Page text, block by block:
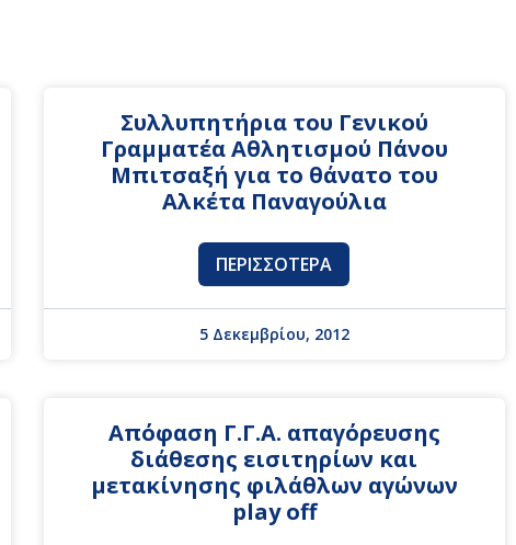
Συλλυπητήρια του Γενικού
Γραμματέα Αθλητισμού Πάνου
Μπιτσαξή για το θάνατο του
Αλκέτα Παναγούλια
ΠΕΡΙΣΣΌΤΕΡΑ
5 Δεκεμβρίου, 2012
Απόφαση Γ.Γ.Α. απαγόρευσης
διάθεσης εισιτηρίων και
μετακίνησης φιλάθλων αγώνων
play off